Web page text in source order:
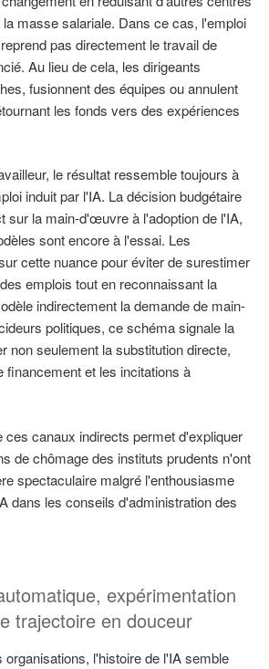
masse salariale. Dans ce cas, l'emploi
pas directement le travail de
Au lieu de cela, les dirigeants
fusionnent des équipes ou annulent
les fonds vers des expériences
le résultat ressemble toujours à
induit par l'IA. La décision budgétaire
sur la main-d'œuvre à l'adoption de l'IA,
sont encore à l'essai. Les
cette nuance pour éviter de surestimer
emplois tout en reconnaissant la
indirectement la demande de main-
politiques, ce schéma signale la
non seulement la substitution directe,
financement et les incitations à
ces canaux indirects permet d'expliquer
de chômage des instituts prudents n'ont
spectaculaire malgré l'enthousiasme
dans les conseils d'administration des
expérimentation
trajectoire en douceur
l'histoire de l'IA semble